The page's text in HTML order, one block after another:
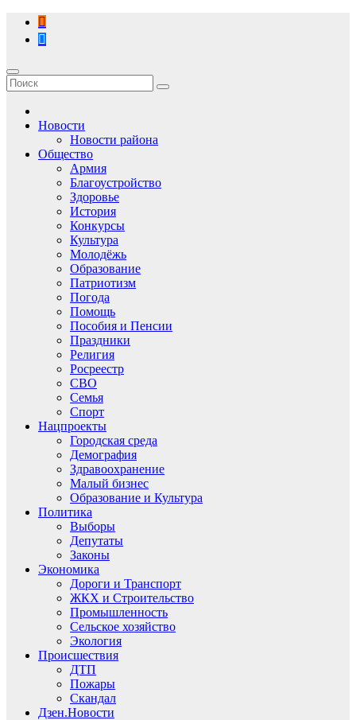
Перейти
содержимому
Новости
Новости района
Общество
Армия
Благоустройство
Здоровье
История
Конкурсы
Культура
Молодёжь
Образование
Патриотизм
Погода
Помощь
Пособия и Пенсии
Праздники
Религия
Росреестр
СВО
Семья
Спорт
Нацпроекты
Городская среда
Демография
Здравоохранение
Малый бизнес
Образование и Культура
Политика
Выборы
Депутаты
Законы
Экономика
Дороги и Транспорт
ЖКХ и Строительство
Промышленность
Сельское хозяйство
Экология
Происшествия
ДТП
Пожары
Скандал
Дзен.Новости